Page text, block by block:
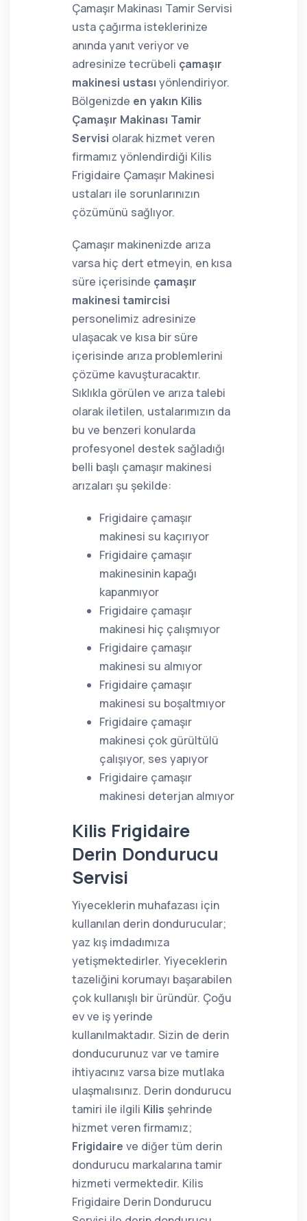
Çamaşır Makinası Tamir Servisi
usta çağırma isteklerinize
anında yanıt veriyor ve
adresinize tecrübeli çamaşır
makinesi ustası yönlendiriyor.
Bölgenizde en yakın Kilis
Çamaşır Makinası Tamir
Servisi olarak hizmet veren
firmamız yönlendirdiği Kilis
Frigidaire Çamaşır Makinesi
ustaları ile sorunlarınızın
çözümünü sağlıyor.
Çamaşır makinenizde arıza
varsa hiç dert etmeyin, en kısa
süre içerisinde çamaşır
makinesi tamircisi
personelimiz adresinize
ulaşacak ve kısa bir süre
içerisinde arıza problemlerini
çözüme kavuşturacaktır.
Sıklıkla görülen ve arıza talebi
olarak iletilen, ustalarımızın da
bu ve benzeri konularda
profesyonel destek sağladığı
belli başlı çamaşır makinesi
arızaları şu şekilde:
Frigidaire çamaşır
makinesi su kaçırıyor
Frigidaire çamaşır
makinesinin kapağı
kapanmıyor
Frigidaire çamaşır
makinesi hiç çalışmıyor
Frigidaire çamaşır
makinesi su almıyor
Frigidaire çamaşır
makinesi su boşaltmıyor
Frigidaire çamaşır
makinesi çok gürültülü
çalışıyor, ses yapıyor
Frigidaire çamaşır
makinesi deterjan almıyor
Kilis Frigidaire
Derin Dondurucu
Servisi
Yiyeceklerin muhafazası için
kullanılan derin dondurucular;
yaz kış imdadımıza
yetişmektedirler. Yiyeceklerin
tazeliğini korumayı başarabilen
çok kullanışlı bir üründür. Çoğu
ev ve iş yerinde
kullanılmaktadır. Sizin de derin
donducurunuz var ve tamire
ihtiyacınız varsa bize mutlaka
ulaşmalısınız. Derin dondurucu
tamiri ile ilgili Kilis şehrinde
hizmet veren firmamız;
Frigidaire ve diğer tüm derin
dondurucu markalarına tamir
hizmeti vermektedir. Kilis
Frigidaire Derin Dondurucu